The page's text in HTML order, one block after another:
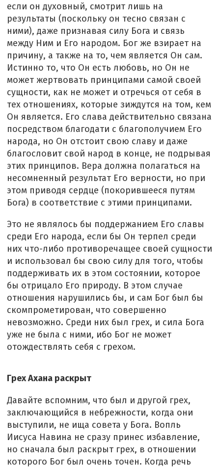
если он духовный, смотрит лишь на
результаты (поскольку он тесно связан с
ними), даже признавая силу Бога и связь
между Ним и Его народом. Бог же взирает на
причину, а также на то, чем является Он сам.
Истинно то, что Он есть любовь, но Он не
может жертвовать принципами самой своей
сущности, как не может и отречься от себя в
тех отношениях, которые зиждутся на том, кем
Он является. Его слава действительно связана
посредством благодати с благополучием Его
народа, но Он отстоит свою славу и даже
благословит свой народ в конце, не подрывая
этих принципов. Вера должна полагаться на
несомненный результат Его верности, но при
этом приводя сердце (покорившееся путям
Бога) в соответствие с этими принципами.
Это не являлось бы поддержанием Его славы
среди Его народа, если бы Он терпел среди
них что-либо противоречащее своей сущности
и использовал бы свою силу для того, чтобы
поддерживать их в этом состоянии, которое
бы отрицало Его природу. В этом случае
отношения нарушились бы, и сам Бог был бы
скомпрометирован, что совершенно
невозможно. Среди них был грех, и сила Бога
уже не была с ними, ибо Бог не может
отождествлять себя с грехом.
Грех Ахана раскрыт
Давайте вспомним, что был и другой грех,
заключающийся в небрежности, когда они
выступили, не ища совета у Бога. Вопль
Иисуса Навина не сразу принес избавление,
но сначала был раскрыт грех, в отношении
которого Бог был очень точен. Когда речь